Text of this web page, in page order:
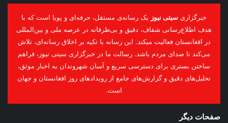
خبرگزاری سیتی نیوز یک رسانه‌ی مستقل، حرفه‌ای و پویا است که با
هدف اطلاع‌رسانی شفاف، دقیق و بی‌طرفانه در عرصه ملی و بین‌المللی
در افغانستان فعالیت میکند. این رسانه با تکیه بر اخلاق رسانه‌ای، تلاش
می‌کند تا صدای مردم باشد. رسالت ما در خبرگزاری سیتی نیوز، فراهم
ساختن بستری برای دسترسی سریع و آسان شهروندان به اخبار موثق،
تحلیل‌های دقیق و گزارش‌های جامع از رویدادهای روز افغانستان و جهان
است.
صفحات دیگر